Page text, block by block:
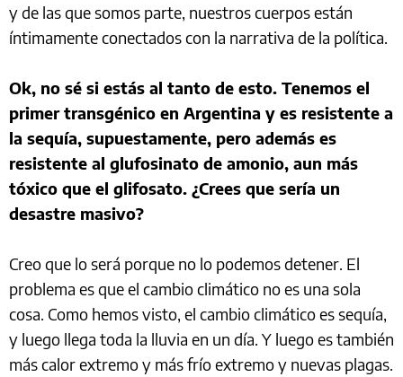
y de las que somos parte, nuestros cuerpos están
íntimamente conectados con la narrativa de la política.
Ok, no sé si estás al tanto de esto. Tenemos el
primer transgénico en Argentina y es resistente a
la sequía, supuestamente, pero además es
resistente al glufosinato de amonio, aun más
tóxico que el glifosato. ¿Crees que sería un
desastre masivo?
Creo que lo será porque no lo podemos detener. El
problema es que el cambio climático no es una sola
cosa. Como hemos visto, el cambio climático es sequía,
y luego llega toda la lluvia en un día. Y luego es también
más calor extremo y más frío extremo y nuevas plagas.